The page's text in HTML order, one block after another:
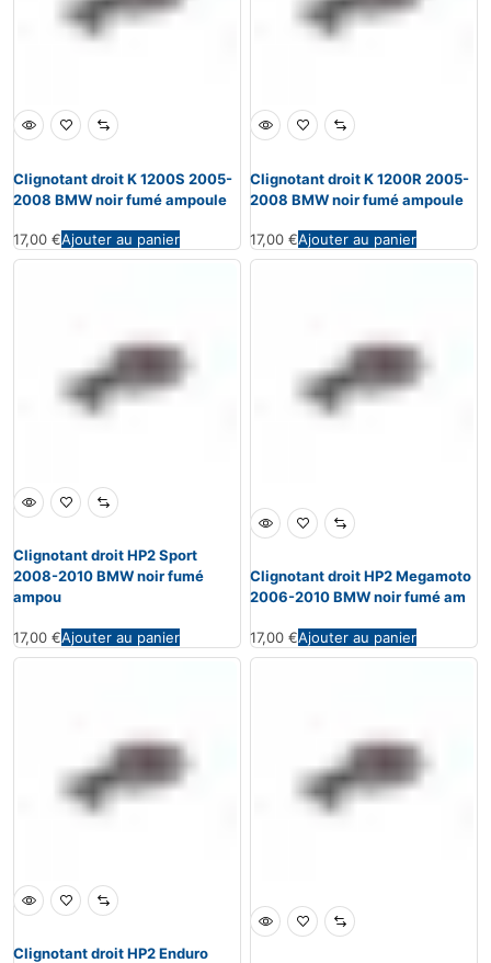
Clignotant droit K 1200S 2005-
2008 BMW noir fumé ampoule
17,00 €Ajouter au panier
Clignotant droit K 1200R 2005-
2008 BMW noir fumé ampoule
17,00 €Ajouter au panier
Clignotant droit HP2 Sport
2008-2010 BMW noir fumé
ampou
17,00 €Ajouter au panier
Clignotant droit HP2 Megamoto
2006-2010 BMW noir fumé am
17,00 €Ajouter au panier
Clignotant droit HP2 Enduro